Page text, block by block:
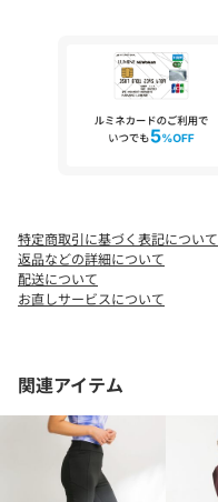
裏地 : なしあり
特定商取引に基づく表記について
返品などの詳細について
配送について
お直しサービスについて
関連アイテム